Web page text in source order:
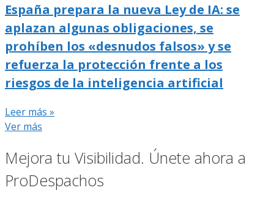
España prepara la nueva Ley de IA: se
aplazan algunas obligaciones, se
prohíben los «desnudos falsos» y se
refuerza la protección frente a los
riesgos de la inteligencia artificial
Leer más »
Ver más
Mejora tu Visibilidad. Únete ahora a
ProDespachos